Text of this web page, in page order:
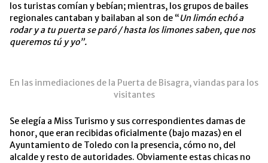
los turistas comían y bebían; mientras, los grupos de bailes
regionales cantaban y bailaban al son de “Un limón echó a
rodar y a tu puerta se paró / hasta los limones saben, que nos
queremos tú y yo”.
En las inmediaciones de la Puerta de Bisagra, viandas para los
visitantes
Se elegía a Miss Turismo y sus correspondientes damas de
honor, que eran recibidas oficialmente (bajo mazas) en el
Ayuntamiento de Toledo con la presencia, cómo no, del
alcalde y resto de autoridades. Obviamente estas chicas no